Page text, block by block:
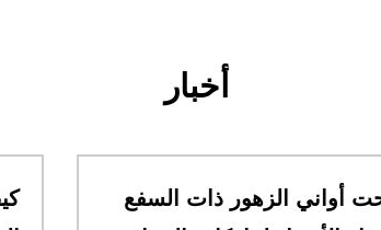
أخبار
لماذا أصبحت أواني الزهور ذات السفع